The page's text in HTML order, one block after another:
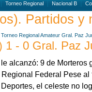
Torneo Regional Nacional B
Partidos y
Torneo Regional Amateur Gral. Paz
1 - 0 Gral. Paz
alcanzó: 9 de Morteros
Federal Pese
el celeste no